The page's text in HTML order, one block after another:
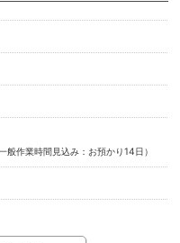
般作業時間見込み：お預かり14日）